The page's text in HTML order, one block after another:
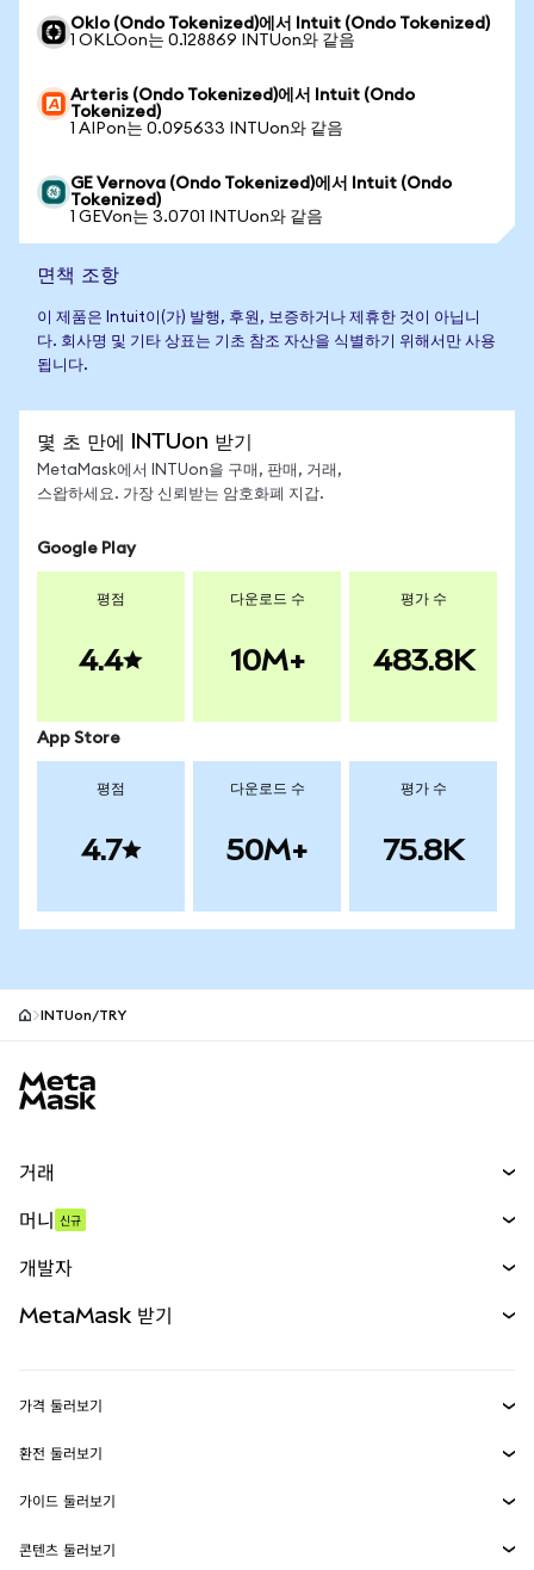
Oklo (Ondo Tokenized)에서 Intuit (Ondo Tokenized)
1 OKLOon는 0.128869 INTUon와 같음
Arteris (Ondo Tokenized)에서 Intuit (Ondo
Tokenized)
1 AIPon는 0.095633 INTUon와 같음
GE Vernova (Ondo Tokenized)에서 Intuit (Ondo
Tokenized)
1 GEVon는 3.0701 INTUon와 같음
면책 조항
이 제품은 Intuit이(가) 발행, 후원, 보증하거나 제휴한 것이 아닙니
다. 회사명 및 기타 상표는 기초 참조 자산을 식별하기 위해서만 사용
됩니다.
몇 초 만에 INTUon 받기
MetaMask에서 INTUon을 구매, 판매, 거래,
스왑하세요. 가장 신뢰받는 암호화폐 지갑.
Google Play
평점
4.4
다운로드 수
10M+
평가 수
483.8K
App Store
평점
4.7
다운로드 수
50M+
평가 수
75.8K
INTUon/TRY
거래
무기한 선물
실물자산
머니 신규
개발자
MetaMask Connect
Snaps
웹3 서비스
MetaMask 받기
보안
고객 지원
가격 둘러보기
이더리움 가격
솔라나 가격
환전 둘러보기
ETH를 USD로 환전
USDT를 INR로 환전
가이드 둘러보기
ETH 매수
콘텐츠 둘러보기